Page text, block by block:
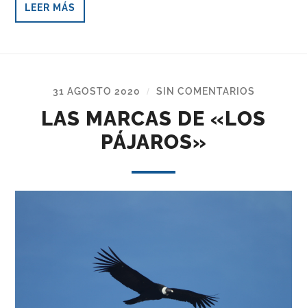
LEER MÁS
31 AGOSTO 2020 / SIN COMENTARIOS
LAS MARCAS DE «LOS
PÁJAROS»